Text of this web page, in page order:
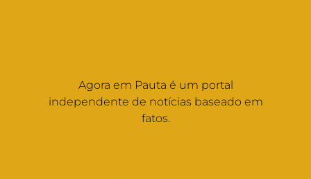
Agora em Pauta é um portal
independente de notícias baseado em
fatos.